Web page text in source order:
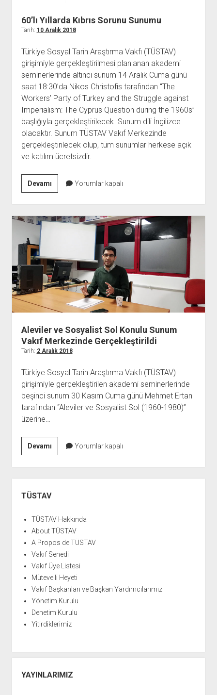
60’lı Yıllarda Kıbrıs Sorunu Sunumu
Tarih: 10 Aralık 2018
Türkiye Sosyal Tarih Araştırma Vakfı (TÜSTAV)
girişimiyle gerçekleştirilmesi planlanan akademi
seminerlerinde altıncı sunum 14 Aralık Cuma günü
saat 18:30’da Nikos Christofis tarafından “The
Workers’ Party of Turkey and the Struggle against
Imperialism: The Cyprus Question during the 1960s”
başlığıyla gerçekleştirilecek. Sunum dili İngilizce
olacaktır. Sunum TÜSTAV Vakıf Merkezinde
gerçekleştirilecek olup, tüm sunumlar herkese açık
ve katılım ücretsizdir.
Devamı60’lı
Yıllarda
Kıbrıs
Sorunu
Yorumlar kapalı
Aleviler ve Sosyalist Sol Konulu Sunum
Vakıf Merkezinde Gerçekleştirildi
Tarih: 2 Aralık 2018
Türkiye Sosyal Tarih Araştırma Vakfı (TÜSTAV)
girişimiyle gerçekleştirilen akademi seminerlerinde
beşinci sunum 30 Kasım Cuma günü Mehmet Ertan
tarafından “Aleviler ve Sosyalist Sol (1960-1980)”
üzerine…
DevamıAleviler
ve
Sosyalist
Sol
Konulu
Vakıf
Merkezinde
Gerçekleştirildi
Yorumlar kapalı
Menü
TÜSTAV
TÜSTAV Hakkında
About TÜSTAV
A Propos de TÜSTAV
Vakıf Senedi
Vakıf Üye Listesi
Mütevelli Heyeti
Vakıf Başkanları ve Başkan Yardımcılarımız
Yönetim Kurulu
Denetim Kurulu
Yitirdiklerimiz
YAYINLARIMIZ